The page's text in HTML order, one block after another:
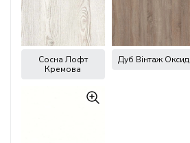
Сосна Лофт
Кремова
Дуб Вінтаж Оксид